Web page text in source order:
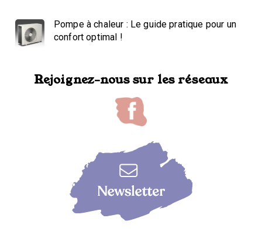
Pompe à chaleur : Le guide pratique pour un
confort optimal !
Rejoignez-nous sur les réseaux